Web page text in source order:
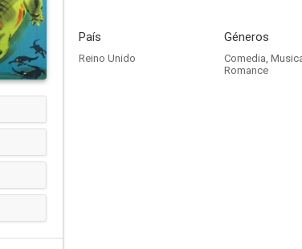
País
Reino Unido
Géneros
Comedia,
Romance